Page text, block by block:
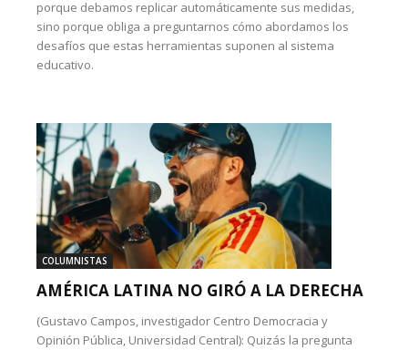
porque debamos replicar automáticamente sus medidas,
sino porque obliga a preguntarnos cómo abordamos los
desafíos que estas herramientas suponen al sistema
educativo.
COLUMNISTAS
AMÉRICA LATINA NO GIRÓ A LA DERECHA
(Gustavo Campos, investigador Centro Democracia y
Opinión Pública, Universidad Central): Quizás la pregunta